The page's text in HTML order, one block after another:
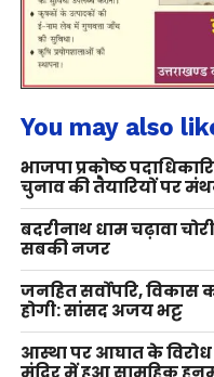
You may also
भाजपा प्रकोष्ठ
चुनाव की तैयारियों पर
बदरीनाथ धाम चढ़ावा
सबकी नजर
जनहित सर्वोपरि, विकास
होगी: सांसद अजय भट्ट
आस्था पर आघात के
मंदिर में हुआ सामूहिक